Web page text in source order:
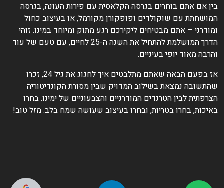
בין אם אתם בוחרים בגרסה הקלאסית עם פירות העונה, בגרסה
המושחתת עם שוקולדים ופופקורן מקורמל, או בעיצוב כחול
ומודרני – אתם מבטיחים ליקירכם רגע מתוק ומיוחד במינו. זוהי
הדרך המושלמת להתחיל את השנה ה-25 לחיים, עם טעם של עוד
והרבה מאוד יופי בעיניים.
אז בפעם הבאה שאתם מתלבטים איך לחגוג את גיל 24, זכרו
שהתשובה נמצאת בשילוב המדויק שבין מסורת הקונדיטוריה
הצרפתית לבין הטרנדים המודרניים והצבעוניים של ימינו. בחרו
באיכות, בחרו בטריות, ובחרו בעיצוב שעושה שמח בלב. מזל טוב!